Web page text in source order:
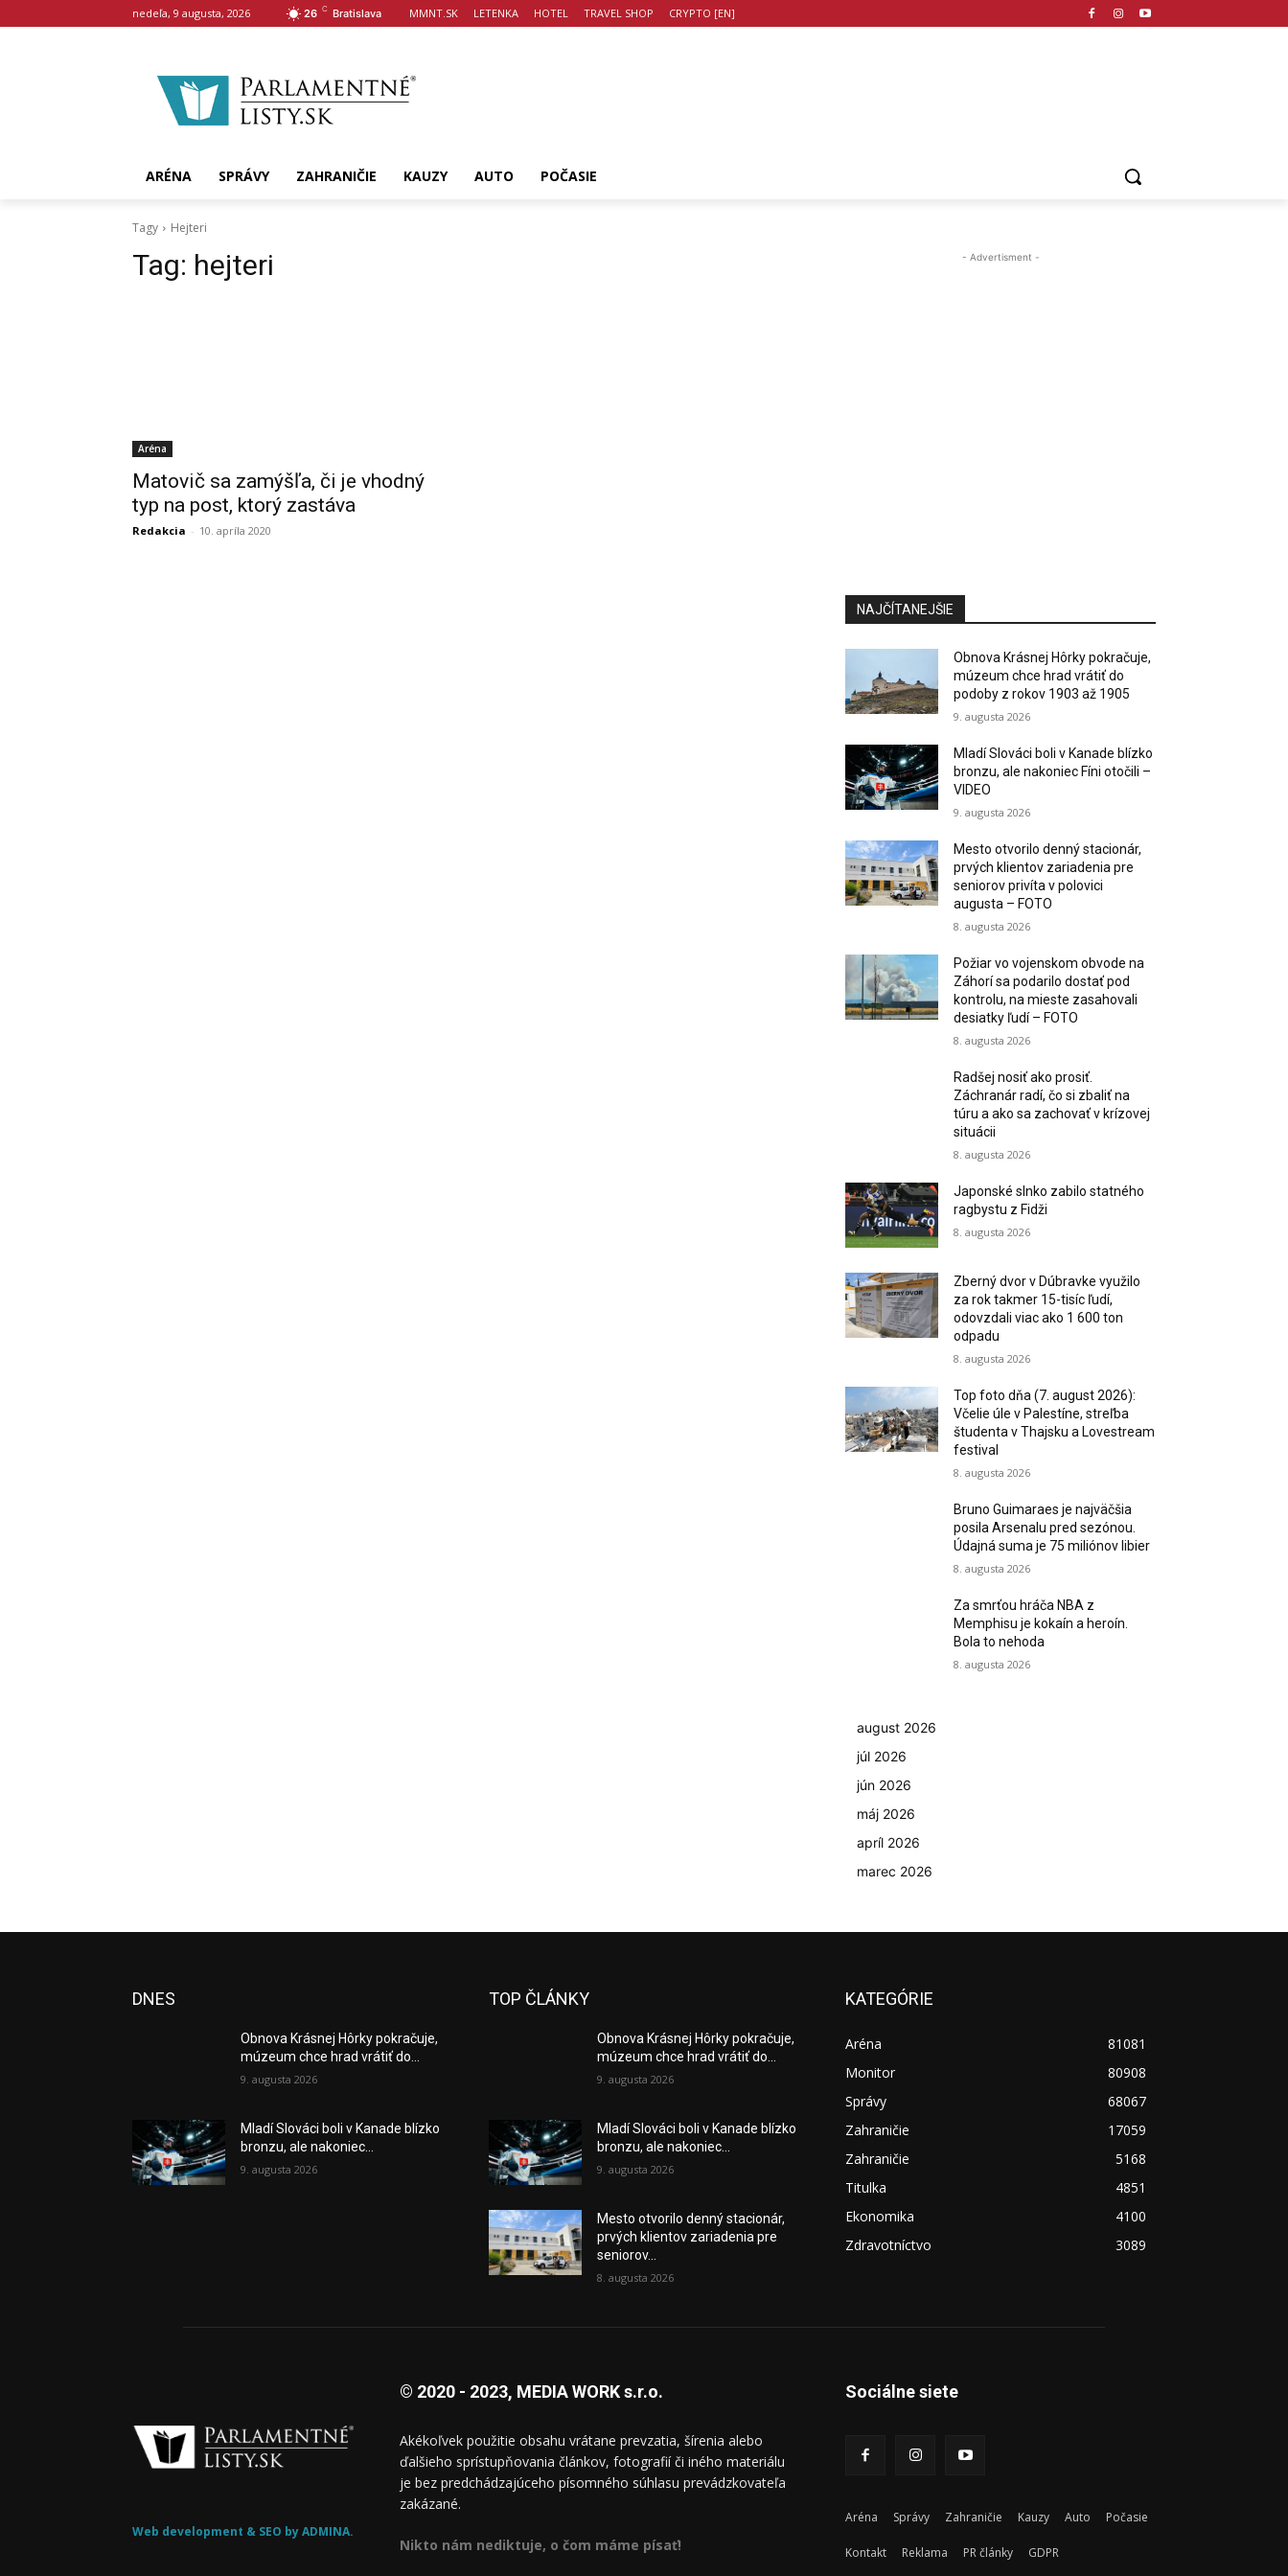
nedeľa, 9 augusta, 2026 26 C Bratislava MMNT.SK LETENKA HOTEL TRAVEL SHOP CRYPTO [EN]
ARÉNA SPRÁVY ZAHRANIČIE KAUZY AUTO POČASIE
Tagy Hejteri
Tag: hejteri
Aréna
Matovič sa zamýšľa, či je vhodný
typ na post, ktorý zastáva
Redakcia - 10. apríla 2020
- Advertisment -
NAJČÍTANEJŠIE
Obnova Krásnej Hôrky pokračuje,
múzeum chce hrad vrátiť do
podoby z rokov 1903 až 1905
9. augusta 2026
Mladí Slováci boli v Kanade blízko
bronzu, ale nakoniec Fíni otočili –
VIDEO
9. augusta 2026
Mesto otvorilo denný stacionár,
prvých klientov zariadenia pre
seniorov privíta v polovici
augusta – FOTO
8. augusta 2026
Požiar vo vojenskom obvode na
Záhorí sa podarilo dostať pod
kontrolu, na mieste zasahovali
desiatky ľudí – FOTO
8. augusta 2026
Radšej nosiť ako prosiť.
Záchranár radí, čo si zbaliť na
túru a ako sa zachovať v krízovej
situácii
8. augusta 2026
Japonské slnko zabilo statného
ragbystu z Fidži
8. augusta 2026
Zberný dvor v Dúbravke využilo
za rok takmer 15-tisíc ľudí,
odovzdali viac ako 1 600 ton
odpadu
8. augusta 2026
Top foto dňa (7. august 2026):
Včelie úle v Palestíne, streľba
študenta v Thajsku a Lovestream
festival
8. augusta 2026
Bruno Guimaraes je najväčšia
posila Arsenalu pred sezónou.
Údajná suma je 75 miliónov libier
8. augusta 2026
Za smrťou hráča NBA z
Memphisu je kokaín a heroín.
Bola to nehoda
8. augusta 2026
august 2026
júl 2026
jún 2026
máj 2026
apríl 2026
marec 2026
DNES
Obnova Krásnej Hôrky pokračuje,
múzeum chce hrad vrátiť do...
9. augusta 2026
Mladí Slováci boli v Kanade blízko
bronzu, ale nakoniec...
9. augusta 2026
TOP ČLÁNKY
Obnova Krásnej Hôrky pokračuje,
múzeum chce hrad vrátiť do...
9. augusta 2026
Mladí Slováci boli v Kanade blízko
bronzu, ale nakoniec...
9. augusta 2026
Mesto otvorilo denný stacionár,
prvých klientov zariadenia pre
seniorov...
8. augusta 2026
KATEGÓRIE
Aréna
81081
Monitor
80908
Správy
68067
Zahraničie
17059
Zahraničie
5168
Titulka
4851
Ekonomika
4100
Zdravotníctvo
3089
Web development & SEO by ADMINA.
© 2020 - 2023, MEDIA WORK s.r.o.
Akékoľvek použitie obsahu vrátane prevzatia, šírenia alebo
ďalšieho sprístupňovania článkov, fotografií či iného materiálu
je bez predchádzajúceho písomného súhlasu prevádzkovateľa
zakázané.
Nikto nám nediktuje, o čom máme písať!
Sociálne siete
Aréna Správy Zahraničie Kauzy Auto Počasie
Kontakt Reklama PR články GDPR